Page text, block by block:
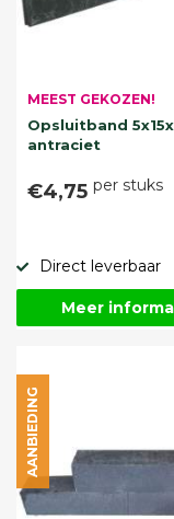
MEEST GEKOZEN!
Opsluitband
antraciet
€4,75 per stuks
Direct leverbaar
Meer
AANBIEDING